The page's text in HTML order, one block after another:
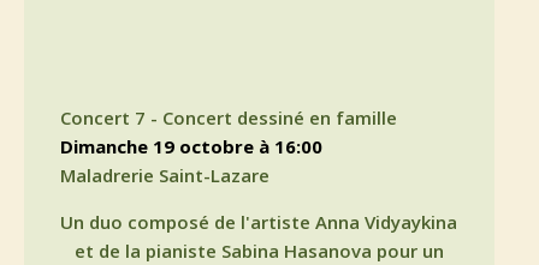
Concert 7 - Concert dessiné en famille
dimanche 19 octobre à 16:00
Maladrerie Saint-Lazare
Un duo composé de l'artiste Anna Vidyaykina
et de la pianiste Sabina Hasanova pour un